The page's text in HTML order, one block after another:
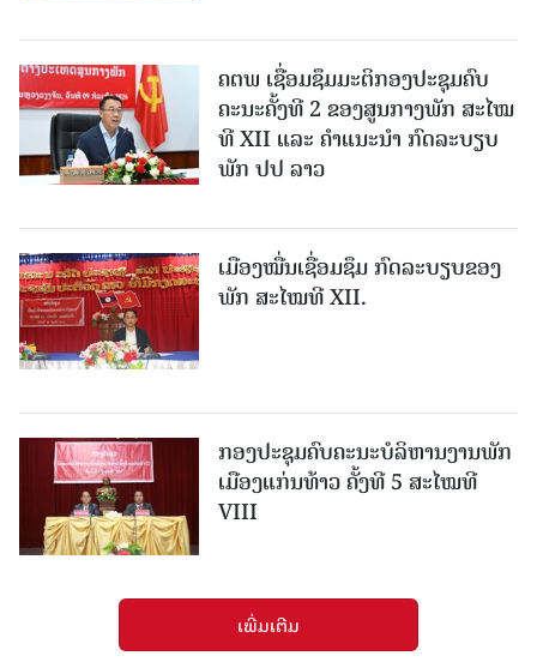
ຄຕພ ເຊື່ອມຊຶມມະຕິກອງປະຊຸມຄົບ
ຄະນະຄັ້ງທີ 2 ຂອງສູນກາງພັກ ສະໄໝ
ທີ XII ແລະ ຄໍາແນະນໍາ ກົດລະບຽບ
ພັກ ປປ ລາວ
ເມືອງ​ໝື່ນເຊື່ອມຊຶມ ກົດລະບຽບຂອງ
ພັກ ສະໄໝທີ XII.
ກອງປະຊຸມຄົບຄະນະບໍລິຫານງານພັກ
ເມືອງແກ່ນ​ທ້າວ ຄັ້ງທີ 5 ສະໄໝທີ
VIII
ເພີ່ມເຕີມ